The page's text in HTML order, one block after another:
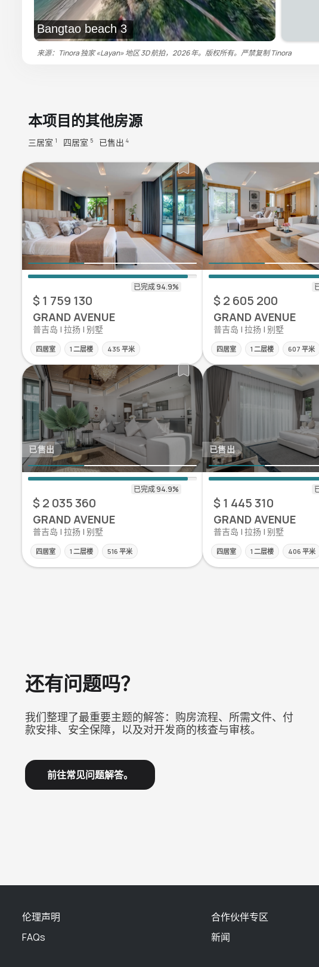
Bangtao beach 3
来源：Tinora 独家 «Layan» 地区 3D 航拍，2026 年。版权所有。严禁复制Tinora
本项目的其他房源
三居室 1 四居室 5 已售出 4
$ 1 759 130
GRAND AVENUE
普吉岛 | 拉扬 | 别墅
四居室 1 二层楼 435 平米
$ 2 605 200
GRAND AVENUE
普吉岛 | 拉扬 | 别墅
四居室 1 二层楼 607 平米
已售出
$ 2 035 360
GRAND AVENUE
普吉岛 | 拉扬 | 别墅
四居室 1 二层楼 516 平米
已售出
$ 1 445 310
GRAND AVENUE
普吉岛 | 拉扬 | 别墅
四居室 1 二层楼 406 平米
还有问题吗？
我们整理了最重要主题的解答：购房流程、所需文件、付
款安排、安全保障，以及对开发商的核查与审核。
前往常见问题解答。
伦理声明
FAQs
合作伙伴专区
新闻